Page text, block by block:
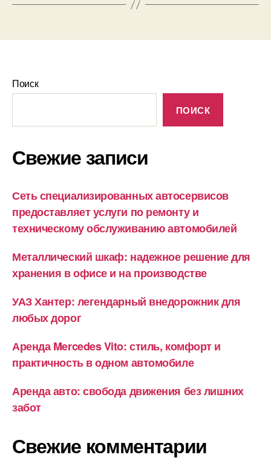
Поиск
ПОИСК
Свежие записи
Сеть специализированных автосервисов
предоставляет услуги по ремонту и
техническому обслуживанию автомобилей
Металлический шкаф: надежное решение для
хранения в офисе и на производстве
УАЗ Хантер: легендарный внедорожник для
любых дорог
Аренда Mercedes Vito: стиль, комфорт и
практичность в одном автомобиле
Аренда авто: свобода движения без лишних
забот
Свежие комментарии